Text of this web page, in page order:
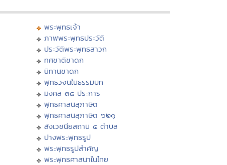
พระพุทธเจ้า
ภาพพระพุทธประวัติ
ประวัติพระพุทธสาวก
ทศชาติชาดก
นิทานชาดก
พุทธวจนในธรรมบท
มงคล ๓๘ ประการ
พุทธศาสนสุภาษิต
พุทธศาสนสุภาษิต ๖๒๑
สังเวชนียสถาน ๔ ตำบล
ปางพระพุทธรูป
พระพุทธรูปสำคัญ
พระพุทธศาสนาในไทย